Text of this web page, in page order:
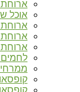
אוכל
ארוחת
לחמים